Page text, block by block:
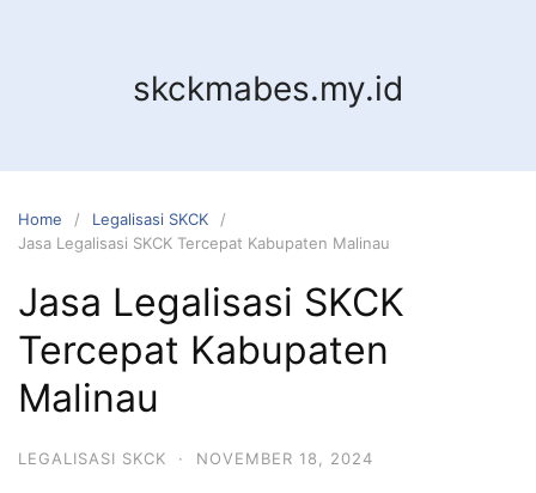
skckmabes.my.id
Home
Legalisasi SKCK
Jasa Legalisasi SKCK Tercepat Kabupaten Malinau
Jasa Legalisasi SKCK
Tercepat Kabupaten
Malinau
LEGALISASI SKCK · NOVEMBER 18, 2024